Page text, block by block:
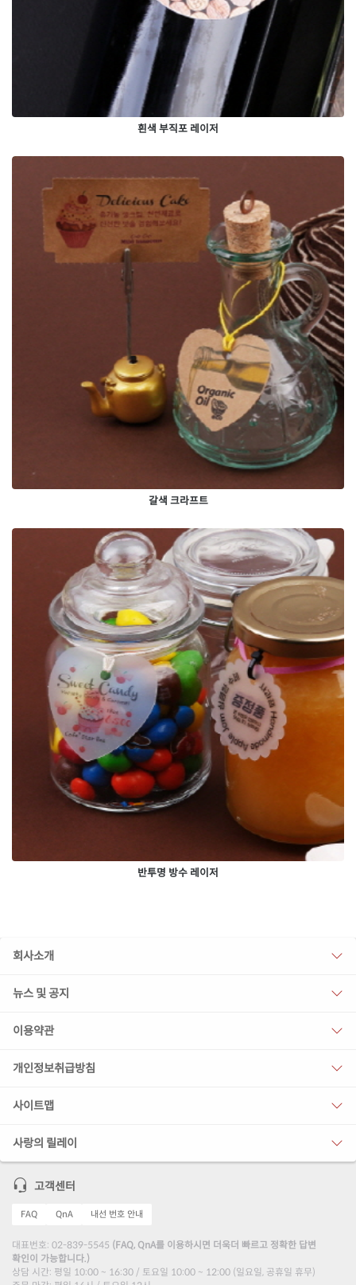
흰색 부직포 레이저
갈색 크라프트
반투명 방수 레이저
회사소개
뉴스 및 공지
이용약관
개인정보취급방침
사이트맵
사랑의 릴레이
고객센터
FAQ QnA 내선 번호 안내
대표번호: 02-839-5545 (FAQ, QnA를 이용하시면 더욱더 빠르고 정확한 답변
확인이 가능합니다.)
상담 시간: 평일 10:00 ~ 16:30 / 토요일 10:00 ~ 12:00 (일요일, 공휴일 휴무)